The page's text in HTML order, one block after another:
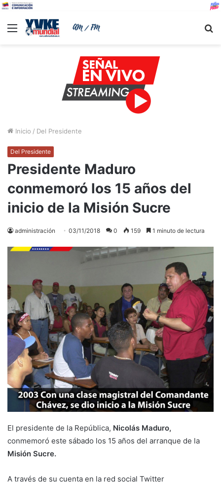
Menu
Inicio / Del Presidente
Del Presidente
Presidente Maduro
conmemoró los 15 años del
inicio de la Misión Sucre
administración 03/11/2018 0 159 1 minuto de lectura
El presidente de la República, Nicolás Maduro,
conmemoró este sábado los 15 años del arranque de la
Misión Sucre.
A través de su cuenta en la red social Twitter